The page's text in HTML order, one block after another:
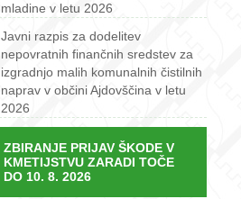
mladine v letu 2026
Javni razpis za dodelitev
nepovratnih finančnih sredstev za
izgradnjo malih komunalnih čistilnih
naprav v občini Ajdovščina v letu
2026
ZBIRANJE PRIJAV ŠKODE V
KMETIJSTVU ZARADI TOČE
DO 10. 8. 2026